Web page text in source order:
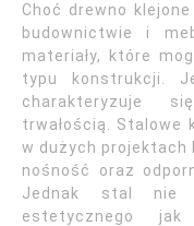
Choć drewno
budownictwie i
materiały, które
typu konstrukcji.
charakteryzuje
trwałością.
w dużych projektach
nośność oraz
Jednak stal nie
estetycznego